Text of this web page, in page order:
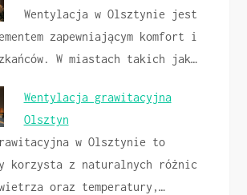
Wentylacja w Olsztynie jest
zapewniającym komfort i
W miastach takich jak…
Wentylacja grawitacyjna
Olsztyn
w Olsztynie to
korzysta z naturalnych różnic
oraz temperatury,…